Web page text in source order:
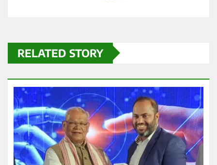
RELATED STORY